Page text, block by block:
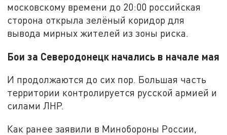
московскому времени до 20:00 российская
сторона открыла зелёный коридор для
вывода мирных жителей из зоны риска.
Бои за Северодонецк начались в начале мая
И продолжаются до сих пор. Большая часть
территории контролируется русской армией и
силами ЛНР.
Как ранее заявили в Минобороны России,